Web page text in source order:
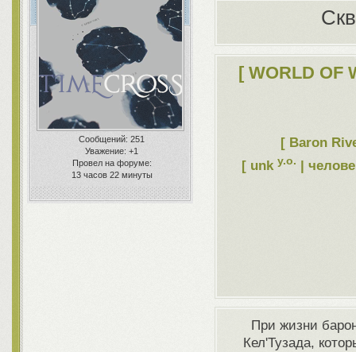
Сообщений: 251
Уважение: +1
Провел на форуме:
13 часов 22 минуты
[ WORLD
[ Baron
[ unk y.o. |
При жизни
Кел'Тузада,